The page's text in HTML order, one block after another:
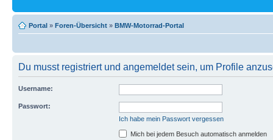
Portal » Foren-Übersicht » BMW-Motorrad-Portal
Du musst registriert und angemeldet sein, um Profile
Username:
Passwort:
Ich habe mein Passwort vergessen
Mich bei jedem Besuch automatisch anmelden